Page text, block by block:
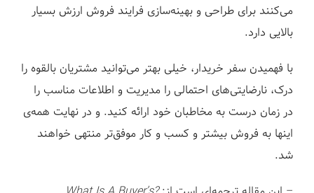
می‌کنند برای طراحی و بهینه‌سازی فرایند فروش ارزش بسیار
بالایی دارد.
با فهمیدن سفر خریدار، خیلی بهتر می‌توانید مشتریان بالقوه را
درک، نارضایتی‌های احتمالی را مدیریت و اطلاعات مناسب را
در زمان درست به مخاطبان خود ارائه کنید. و در نهایت همه‌ی
اینها به فروش بیشتر و کسب و کار موفق‌تر منتهی خواهند
شد.